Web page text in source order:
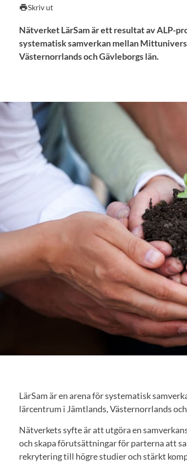
printSkriv ut
Nätverket LärSam är ett resultat av ALP-
systematisk samverkan mellan
Västernorrlands och Gävleborgs län.
LärSam är en arena för systematisk
lärcentrum i Jämtlands, Västernorrlands
Nätverkets syfte är att utgöra en
och skapa förutsättningar för parterna att
rekrytering till högre studier och stärkt